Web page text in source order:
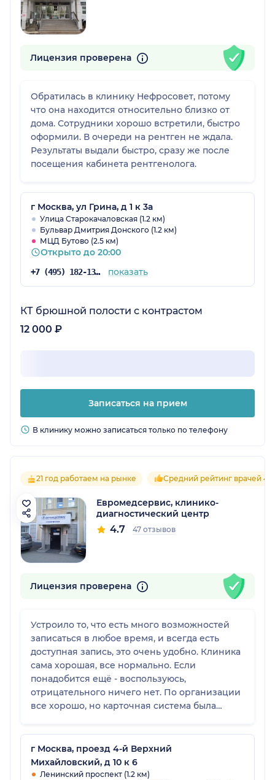
Лицензия проверена
Обратилась в клинику Нефросовет, потому
что она находится относительно близко от
дома. Сотрудники хорошо встретили, быстро
оформили. В очереди на рентген не ждала.
Результаты выдали быстро, сразу же после
посещения кабинета рентгенолога.
г Москва, ул Грина, д 1 к 3а
Улица Старокачаловская (1.2 км)
Бульвар Дмитрия Донского (1.2 км)
МЦД Бутово (2.5 км)
Открыто до 20:00
+7 (495) 182-13-18 показать
КТ брюшной полости с контрастом
12 000 ₽
Записаться на прием
В клинику можно записаться только по телефону
21 год работаем на рынке Средний рейтинг врачей 4.7
Евромедсервис, клинико-
диагностический центр
4.7 47 отзывов
Лицензия проверена
Устроило то, что есть много возможностей
записаться в любое время, и всегда есть
доступная запись, это очень удобно. Клиника
сама хорошая, все нормально. Если
понадобится ещё - воспользуюсь,
отрицательного ничего нет. По организации
все хорошо, но карточная система была
г Москва, проезд 4-й Верхний
Михайловский, д 10 к 6
Ленинский проспект (1.2 км)